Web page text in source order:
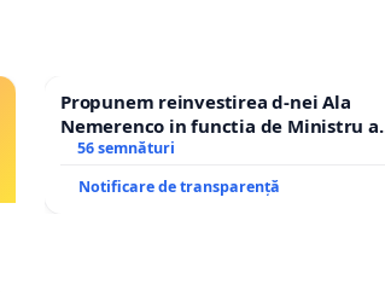
Propunem reinvestirea d-nei Ala
Nemerenco in functia de Ministru al
Sanatatii
56 semnături
Notificare de transparență